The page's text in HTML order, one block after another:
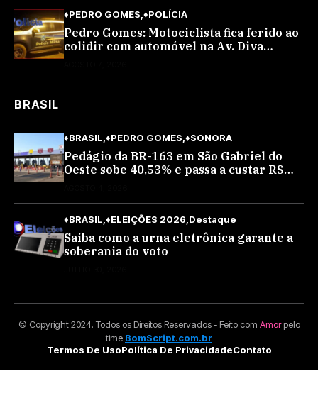
♦PEDRO GOMES ♦POLÍCIA
Pedro Gomes: Motociclista fica ferido ao
colidir com automóvel na Av. Diva
BRASIL
♦BRASIL ♦PEDRO GOMES ♦SONORA
Pedágio da BR-163 em São Gabriel do
Oeste sobe 40,53% e passa a custar R$
♦BRASIL ♦ELEIÇÕES 2026 Destaque
Saiba como a urna eletrônica garante a
soberania do voto
© Copyright 2024. Todos os Direitos Reservados - Feito com Amorpelo
time BomScript.com.br
Termos De UsoPolítica De PrivacidadeContato